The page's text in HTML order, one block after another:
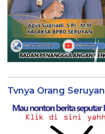
Tvnya Orang Seruyan